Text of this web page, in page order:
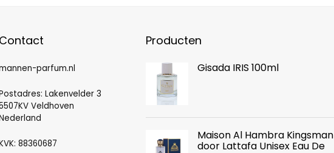
ddel 70° alcohol
Contact
parfum.nl
Lakenvelder 3
Veldhoven
88360687
Producten
Gisada IRIS 100ml
Maison Al Hambra Kingsman
door Lattafa Unisex Eau De